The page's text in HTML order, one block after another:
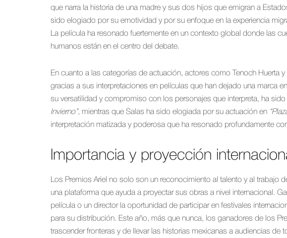
que narra la historia de una madre y sus dos hijos que emigran a
sido elogiado por su emotividad y por su enfoque en la experiencia
La película ha resonado fuertemente en un contexto global donde las
humanos están en el centro del debate.
En cuanto a las categorías de actuación, actores como Tenoch Huerta
gracias a sus interpretaciones en películas que han dejado una marca
su versatilidad y compromiso con los personajes que interpreta, ha
Invierno”, mientras que Salas ha sido elogiada por su actuación en
interpretación matizada y poderosa que ha resonado profundamente
Importancia y proyección
Los Premios Ariel no solo son un reconocimiento al talento y al trabajo
una plataforma que ayuda a proyectar sus obras a nivel internacional.
película o un director la oportunidad de participar en festivales
para su distribución. Este año, más que nunca, los ganadores de los
trascender fronteras y de llevar las historias mexicanas a audiencias de